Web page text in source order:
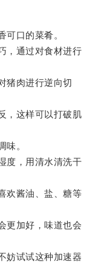
口的菜肴。
通过对食材进行
肉进行逆向切
这样可以打破肌
。
，用清水清洗干
酱油、盐、糖等
加好，味道也会
试试这种加速器